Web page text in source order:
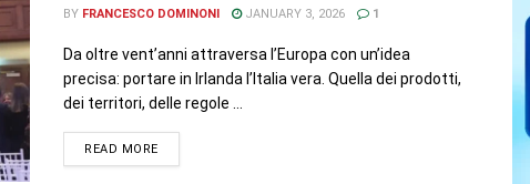
BY FRANCESCO DOMINONI JANUARY 3, 2026 1
Da oltre vent’anni attraversa l’Europa con un’idea
precisa: portare in Irlanda l’Italia vera. Quella dei prodotti,
dei territori, delle regole ...
READ MORE